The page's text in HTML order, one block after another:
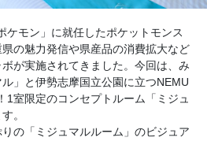
ケモン」に就任したポケットモンス
の魅力発信や県産品の消費拡大など
が実施されてきました。今回は、み
」と伊勢志摩国立公園に立つNEMU
1室限定のコンセプトルーム「ミジュ
。
の「ミジュマルルーム」のビジュア